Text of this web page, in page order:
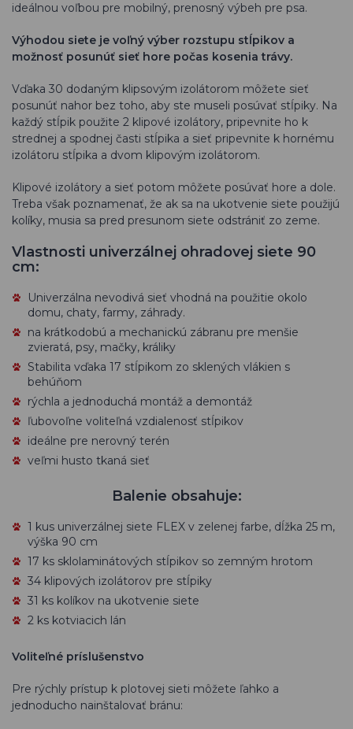
ideálnou voľbou pre mobilný, prenosný výbeh pre psa.
Výhodou siete je voľný výber rozstupu stĺpikov a
možnosť posunúť sieť hore počas kosenia trávy.
Vďaka 30 dodaným klipsovým izolátorom môžete sieť
posunúť nahor bez toho, aby ste museli posúvať stĺpiky. Na
každý stĺpik použite 2 klipové izolátory, pripevnite ho k
strednej a spodnej časti stĺpika a sieť pripevnite k hornému
izolátoru stĺpika a dvom klipovým izolátorom.
Klipové izolátory a sieť potom môžete posúvať hore a dole.
Treba však poznamenať, že ak sa na ukotvenie siete použijú
kolíky, musia sa pred presunom siete odstrániť zo zeme.
Vlastnosti univerzálnej ohradovej siete 90
cm:
Univerzálna nevodivá sieť vhodná na použitie okolo
domu, chaty, farmy, záhrady.
na krátkodobú a mechanickú zábranu pre menšie
zvieratá, psy, mačky, králiky
Stabilita vďaka 17 stĺpikom zo sklených vlákien s
behúňom
rýchla a jednoduchá montáž a demontáž
ľubovoľne voliteľná vzdialenosť stĺpikov
ideálne pre nerovný terén
veľmi husto tkaná sieť
Balenie obsahuje:
1 kus univerzálnej siete FLEX v zelenej farbe, dĺžka 25 m,
výška 90 cm
17 ks sklolaminátových stĺpikov so zemným hrotom
34 klipových izolátorov pre stĺpiky
31 ks kolíkov na ukotvenie siete
2 ks kotviacich lán
Voliteľné príslušenstvo
Pre rýchly prístup k plotovej sieti môžete ľahko a
jednoducho nainštalovať bránu: